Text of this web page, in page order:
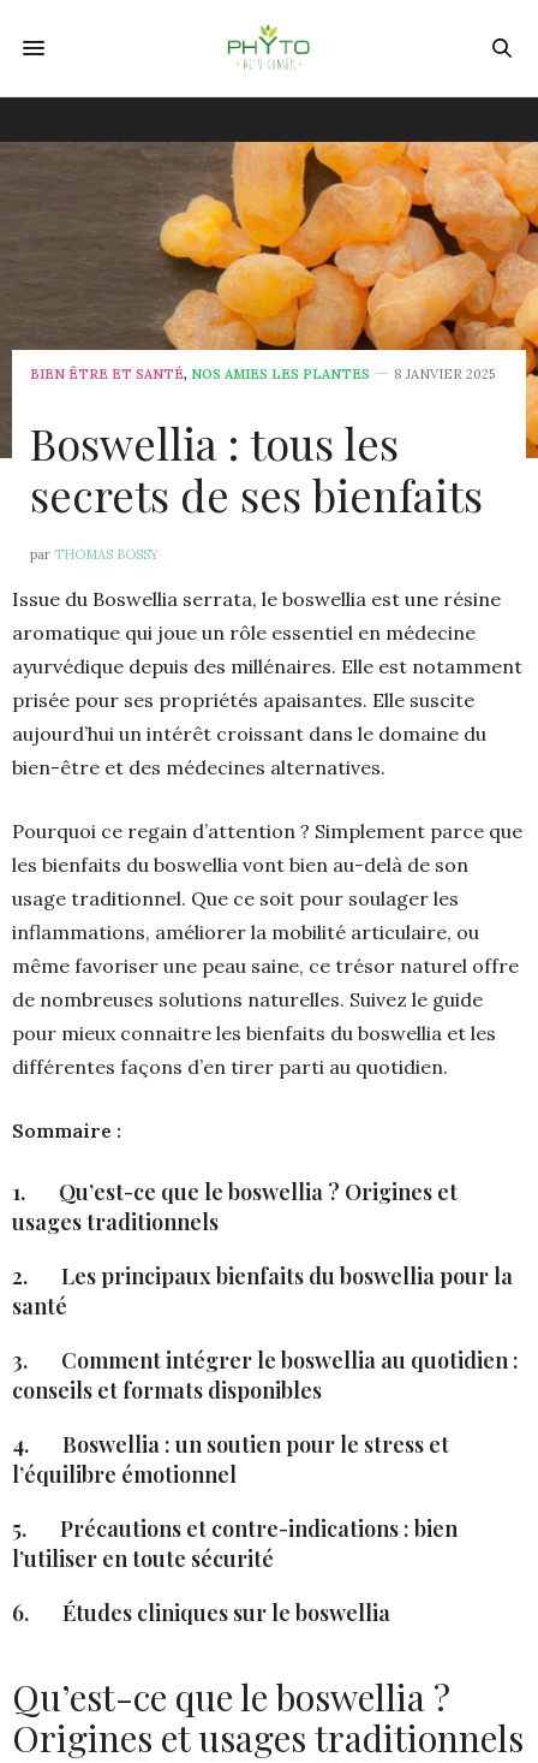
BIEN ÊTRE ET SANTÉ, NOS AMIES LES PLANTES 8 JANVIER 2025
Boswellia : tous les
secrets de ses bienfaits
par THOMAS BOSSY
Issue du Boswellia serrata, le boswellia est une résine
aromatique qui joue un rôle essentiel en médecine
ayurvédique depuis des millénaires. Elle est notamment
prisée pour ses propriétés apaisantes. Elle suscite
aujourd’hui un intérêt croissant dans le domaine du
bien-être et des médecines alternatives.
Pourquoi ce regain d’attention ? Simplement parce que
les bienfaits du boswellia vont bien au-delà de son
usage traditionnel. Que ce soit pour soulager les
inflammations, améliorer la mobilité articulaire, ou
même favoriser une peau saine, ce trésor naturel offre
de nombreuses solutions naturelles. Suivez le guide
pour mieux connaitre les bienfaits du boswellia et les
différentes façons d’en tirer parti au quotidien.
Sommaire :
1. Qu’est-ce que le boswellia ? Origines et
usages traditionnels
2. Les principaux bienfaits du boswellia pour la
santé
3. Comment intégrer le boswellia au quotidien :
conseils et formats disponibles
4. Boswellia : un soutien pour le stress et
l’équilibre émotionnel
5. Précautions et contre-indications : bien
l’utiliser en toute sécurité
6. Études cliniques sur le boswellia
Qu’est-ce que le boswellia ?
Origines et usages traditionnels